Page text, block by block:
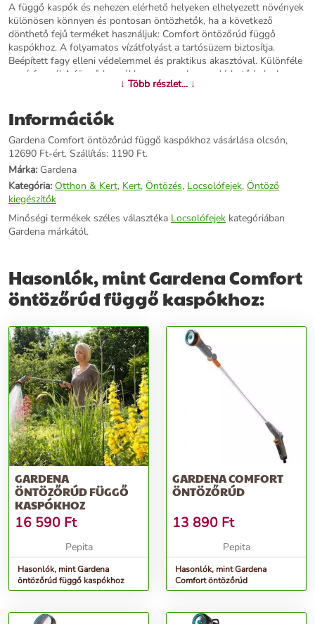
A függő kaspók és nehezen elérhető helyeken elhelyezett növények
különösen könnyen és pontosan öntözhetők, ha a következő
dönthető fejű terméket használjuk: Comfort öntözőrúd függő
kaspókhoz. A folyamatos vízátfolyást a tartósüzem biztosítja.
Beépített fagy elleni védelemmel és praktikus akasztóval. Különféle
sugárformákA függő kaspókban vagy nehezen elérhető helyeken
található növények kényelmes és célzott öntözéséhez. Finom
Comfort öntözőrúd függő kaspókhoz hossza 90 centiméter és
(200°-ban) állítható fejjel rendelkezik. A puha műanyag elemeket
tartalmazó markolat különösen jól illik a kézbe. A beépített zárral
ellátott ergonomikus impulzuskioldó, valamint az egy ujjal,
fokozatmentesen szabályozható vízmennyiség a termék kezelését
különösen kellemessé teszi.Fagy elleni védelemAz beépített,
innovatív fagyvédelem biztosítja, hogy a termék a hőmérséklet
csökkenése esetén is sértetlen maradjon.
További információk>>
↓ Több részlet... ↓
Információk
Gardena Comfort öntözőrúd függő kaspókhoz vásárlása olcsón,
12690 Ft-ért. Szállítás: 1190 Ft.
Márka: Gardena
Kategória: Otthon & Kert, Kert, Öntözés, Locsolófejek, Öntöző
kiegészítők
Minőségi termékek széles választéka Locsolófejek kategóriában
Gardena márkától.
Hasonlók, mint Gardena Comfort
öntözőrúd függő kaspókhoz:
GARDENA
ÖNTÖZŐRÚD FÜGGŐ
KASPÓKHOZ
16 590 Ft
Pepita
Hasonlók, mint Gardena
öntözőrúd függő kaspókhoz
GARDENA COMFORT
ÖNTÖZŐRÚD
13 890 Ft
Pepita
Hasonlók, mint Gardena
Comfort öntözőrúd